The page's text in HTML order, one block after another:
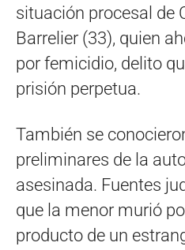
situación procesal de
Barrelier (33), quien
por femicidio, delito
prisión perpetua.
También se
preliminares de la
asesinada. Fuentes
que la menor murió
producto de un